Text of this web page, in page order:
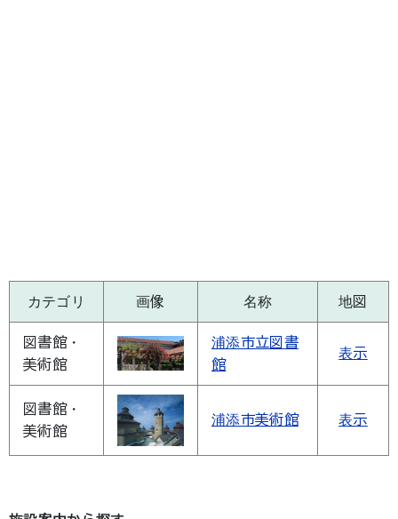
カテゴリ 画像 名称 地図
図書館・
美術館
浦添市立図書
館
表示
図書館・
美術館
浦添市美術館 表示